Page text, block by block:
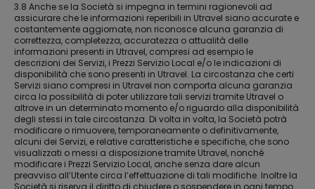
3.8 Anche se la Società si impegna in termini ragionevoli ad
assicurare che le informazioni reperibili in Utravel siano accurate e
costantemente aggiornate, non riconosce alcuna garanzia di
correttezza, completezza, accuratezza o attualità delle
informazioni presenti in Utravel, compresi ad esempio le
descrizioni dei Servizi, i Prezzi Servizio Local e/o le indicazioni di
disponibilità che sono presenti in Utravel. La circostanza che certi
Servizi siano compresi in Utravel non comporta alcuna garanzia
circa la possibilità di poter utilizzare tali servizi tramite Utravel o
altrove in un determinato momento e/o riguardo alla disponibilità
degli stessi in tale circostanza. Di volta in volta, la Società potrà
modificare o rimuovere, temporaneamente o definitivamente,
alcuni dei Servizi, e relative caratteristiche e specifiche, che sono
visualizzati o messi a disposizione tramite Utravel, nonché
modificare i Prezzi Servizio Local, anche senza dare alcun
preavviso all’Utente circa l’effettuazione di tali modifiche. Inoltre la
Società si riserva il diritto di chiudere o sospendere in ogni tempo